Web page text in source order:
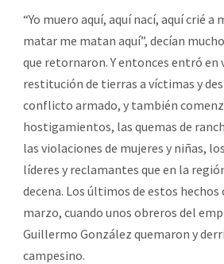
“Yo muero aquí, aquí nací, aquí crié a
matar me matan aquí”, decían
que retornaron. Y entonces entró en
restitución de tierras a víctimas y
conflicto armado, y también
hostigamientos, las quemas de
las violaciones de mujeres y niñas,
líderes y reclamantes que en la
decena. Los últimos de estos hechos
marzo, cuando unos obreros del
Guillermo González quemaron y
campesino.